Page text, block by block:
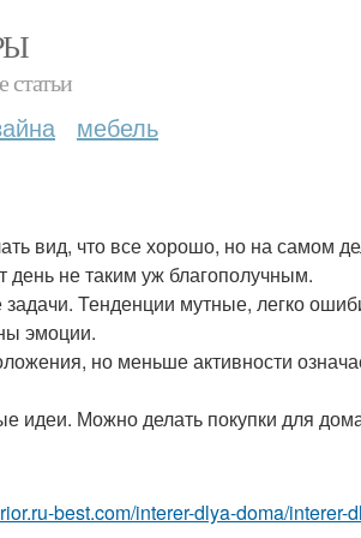
статьи
мебель
вид, что все хорошо, но на самом
день не таким уж благополучным.
Тенденции мутные, легко
эмоции.
но меньше активности
идеи. Можно делать покупки для
best.com/interer-dlya-doma/interer-